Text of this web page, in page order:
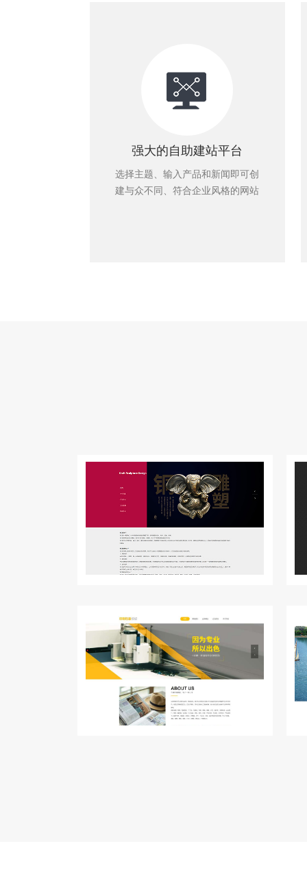
强大的自助建站平台
选择主题、输入产品和新闻即可创
建与众不同、符合企业风格的网站